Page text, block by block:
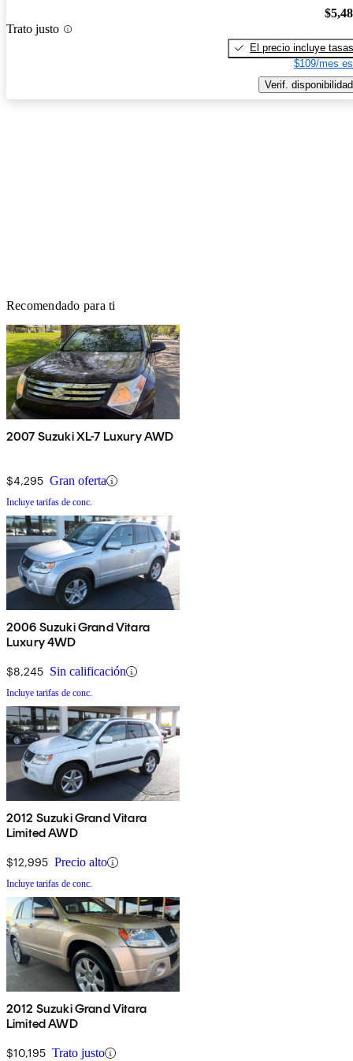
Trato justo
El precio incluye tasas
$109/mes
Verif. disponibilidad
Recomendado para ti
2007 Suzuki XL-7 Luxury AWD
$4,295 Gran oferta
Incluye tarifas de conc.
2006 Suzuki Grand Vitara
Luxury 4WD
$8,245 Sin calificación
Incluye tarifas de conc.
2012 Suzuki Grand Vitara
Limited AWD
$12,995 Precio alto
Incluye tarifas de conc.
2012 Suzuki Grand Vitara
Limited AWD
$10,195 Trato justo